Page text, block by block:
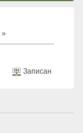
»
Записан